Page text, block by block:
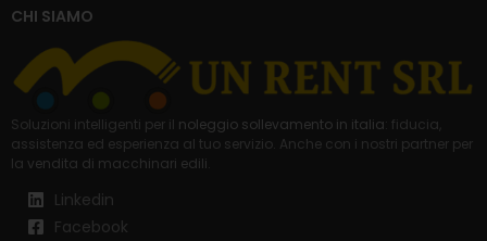
CHI SIAMO
Soluzioni intelligenti per il noleggio sollevamento in italia : fiducia,
assistenza ed esperienza al tuo servizio. Anche con i nostri partner per
la vendita di macchinari edili
Linkedin
Facebook